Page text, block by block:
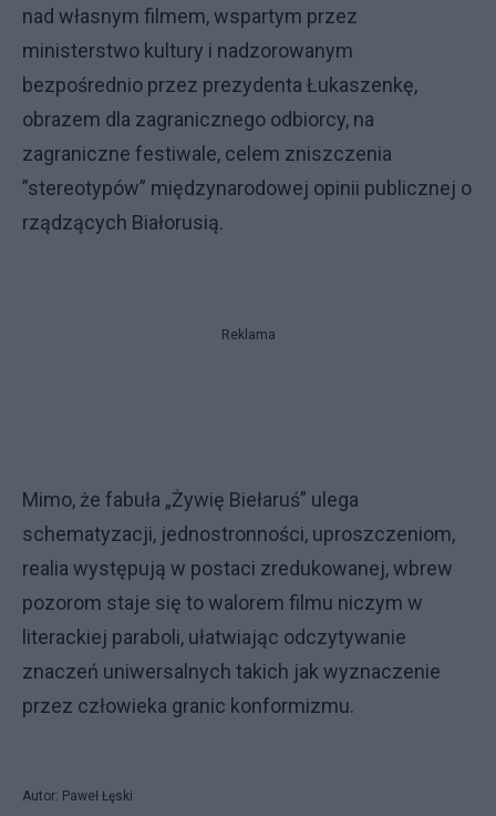
nad własnym filmem, wspartym przez
ministerstwo kultury i nadzorowanym
bezpośrednio przez prezydenta Łukaszenkę,
obrazem dla zagranicznego odbiorcy, na
zagraniczne festiwale, celem zniszczenia
”stereotypów” międzynarodowej opinii publicznej o
rządzących Białorusią.
Reklama
Mimo, że fabuła „Żywię Biełaruś” ulega
schematyzacji, jednostronności, uproszczeniom,
realia występują w postaci zredukowanej, wbrew
pozorom staje się to walorem filmu niczym w
literackiej paraboli, ułatwiając odczytywanie
znaczeń uniwersalnych takich jak wyznaczenie
przez człowieka granic konformizmu.
Autor: Paweł Łęski